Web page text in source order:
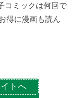
コミックは何回で
得に漫画も読ん
トへ